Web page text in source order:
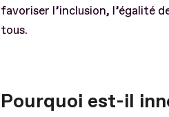
favoriser l’inclusion, l’égalité
tous.
Pourquoi est-il